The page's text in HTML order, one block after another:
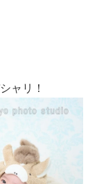
ャリ！